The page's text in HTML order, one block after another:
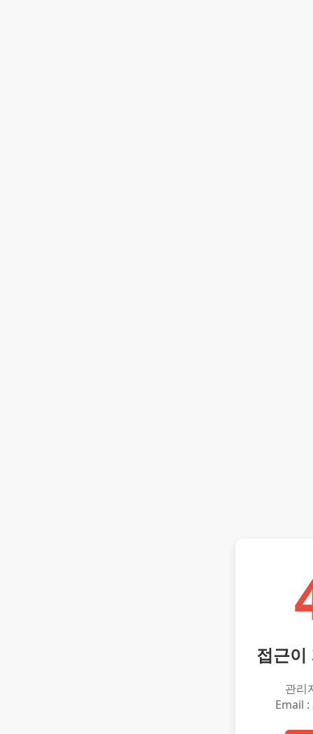
접근이
관리
Email